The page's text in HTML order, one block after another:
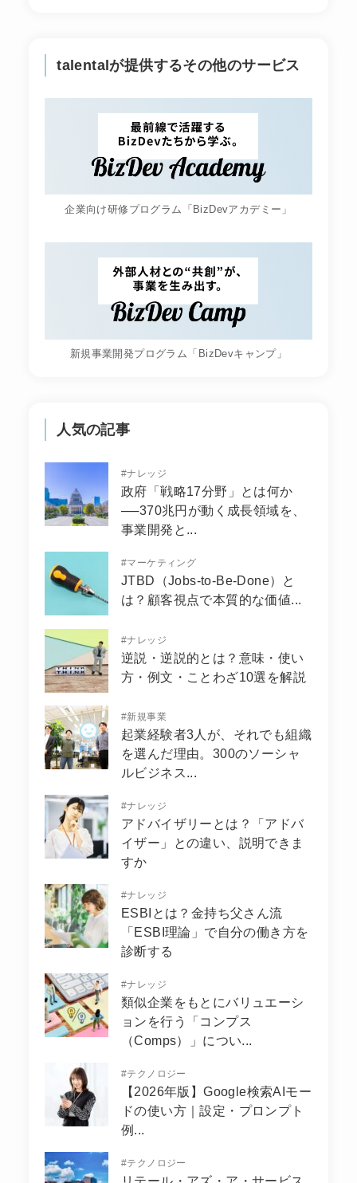
talentalが提供するその他のサービス
企業向け研修プログラム「BizDevアカデミー」
新規事業開発プログラム「BizDevキャンプ」
人気の記事
#ナレッジ
政府「戦略17分野」とは何か
──370兆円が動く成長領域を、
事業開発と...
#マーケティング
JTBD（Jobs-to-Be-Done）と
は？顧客視点で本質的な価値...
#ナレッジ
逆説・逆説的とは？意味・使い
方・例文・ことわざ10選を解説
#新規事業
起業経験者3人が、それでも組織
を選んだ理由。300のソーシャ
ルビジネス...
#ナレッジ
アドバイザリーとは？「アドバ
イザー」との違い、説明できま
すか
#ナレッジ
ESBIとは？金持ち父さん流
「ESBI理論」で自分の働き方を
診断する
#ナレッジ
類似企業をもとにバリュエーシ
ョンを行う「コンプス
（Comps）」につい...
#テクノロジー
【2026年版】Google検索AIモー
ドの使い方｜設定・プロンプト
例...
#テクノロジー